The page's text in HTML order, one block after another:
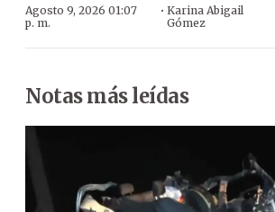
Agosto 9, 2026 01:07
p. m.
·Karina Abigail
Gómez
Notas más leídas